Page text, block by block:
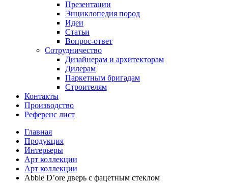
Презентации
Энциклопедия пород
Идеи
Статьи
Вопрос-ответ
Сотрудничество
Дизайнерам и архитекторам
Дилерам
Паркетным бригадам
Строителям
Контакты
Производство
Референс лист
Главная
Продукция
Интерьеры
Арт коллекции
Арт коллекции
Abbie D’ore дверь с фацетным стеклом